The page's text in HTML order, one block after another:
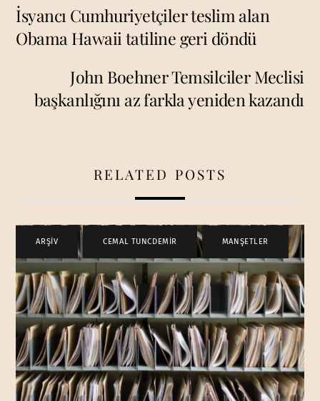
İsyancı Cumhuriyetçiler teslim alan
Obama Hawaii tatiline geri döndü
John Boehner Temsilciler Meclisi
başkanlığını az farkla yeniden kazandı
RELATED POSTS
ARŞİV CEMAL TUNCDEMİR , MANŞETLER